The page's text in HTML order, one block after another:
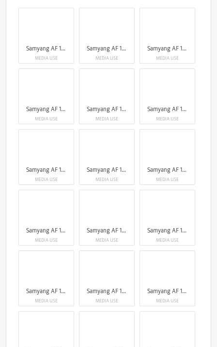
Samyang AF 14-24mm F2.8 Sony FE
MEDIA USE
Samyang AF 14-24mm F2.8 Sony FE
MEDIA USE
Samyang AF 14-24mm F2.8 Sony FE
MEDIA USE
Samyang AF 14-24mm F2.8 Sony FE
MEDIA USE
Samyang AF 14-24mm F2.8 Sony FE
MEDIA USE
Samyang AF 14-24mm F2.8 Sony FE
MEDIA USE
Samyang AF 14-24mm F2.8 Sony FE
MEDIA USE
Samyang AF 14-24mm F2.8 Sony FE
MEDIA USE
Samyang AF 14-24mm F2.8 Sony FE
MEDIA USE
Samyang AF 14-24mm F2.8 Sony FE
MEDIA USE
Samyang AF 14-24mm F2.8 Sony FE
MEDIA USE
Samyang AF 14-24mm F2.8 Sony FE
MEDIA USE
Samyang AF 14-24mm F2.8 Sony FE
MEDIA USE
Samyang AF 14-24mm F2.8 Sony FE
MEDIA USE
Samyang AF 14-24mm F2.8 Sony FE
MEDIA USE